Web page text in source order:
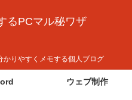
るPCマル秘ワザ
りやすくメモする個人ブログ
ウェブ制作